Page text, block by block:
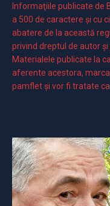
Informaţiile publicate de
a 500 de caractere şi cu
abatere de la această
privind dreptul de autor
Materialele publicate la
aferente acestora,
pamflet și vor fi tratate ca